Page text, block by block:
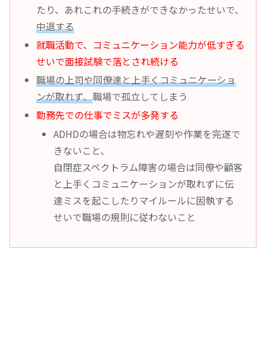
たり、あれこれの手続きができなかったせいで、
中退する
就職活動で、コミュニケーション能力が低すぎる
せいで面接試験で落とされ続ける
職場の上司や同僚達と上手くコミュニケーショ
ンが取れず、職場で孤立してしまう
勤務先での仕事でミスが多発する
ADHDの場合は物忘れや遅刻や作業を完遂で
きないこと、
自閉症スペクトラム障害の場合は同僚や顧客
と上手くコミュニケーションが取れずに伝
達ミスを起こしたりマイルールに固執する
せいで職場の規則に従わないこと